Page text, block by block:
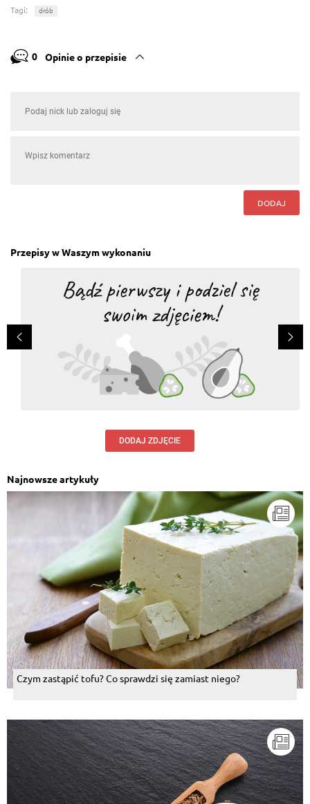
Tagi: drób
0 Opinie o przepisie
DODAJ
Przepisy w Waszym wykonaniu
DODAJ ZDJĘCIE
Najnowsze artykuły
Czym zastąpić tofu? Co sprawdzi się zamiast niego?